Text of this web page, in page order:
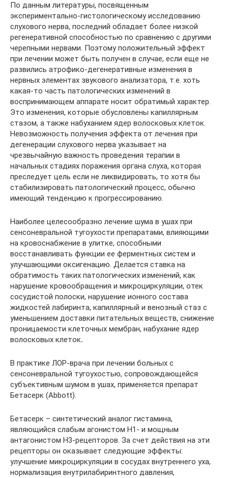
По данным литературы, посвященным
экспериментально-гистологическому исследованию
слухового нерва, последний обладает более низкой
регенеративной способностью по сравнению с другими
черепными нервами. Поэтому положительный эффект
при лечении может быть получен в случае, если еще не
развились атрофико-дегенеративные изменения в
нервных элементах звукового анализатора, т.е. хоть
какая-то часть патологических изменений в
воспринимающем аппарате носит обратимый характер.
Это изменения, которые обусловлены капиллярным
стазом, а также набуханием ядер волосковых клеток.
Невозможность получения эффекта от лечения при
дегенерации слухового нерва указывает на
чрезвычайную важность проведения терапии в
начальных стадиях поражения органа слуха, которая
преследует цель если не ликвидировать, то хотя бы
стабилизировать патологический процесс, обычно
имеющий тенденцию к прогрессированию.
Наиболее целесообразно лечение шума в ушах при
сенсоневральной тугоухости препаратами, влияющими
на кровоснабжение в улитке, способными
восстанавливать функции ее ферментных систем и
улучшающими оксигенацию. Делается ставка на
обратимость таких патологических изменений, как
нарушение кровообращения и микроциркуляции, отек
сосудистой полоски, нарушение ионного состава
жидкостей лабиринта, капиллярный и венозный стаз с
уменьшением доставки питательных веществ, снижение
проницаемости клеточных мембран, набухание ядер
волосковых клеток.
В практике ЛОР-врача при лечении больных с
сенсоневральной тугоухостью, сопровождающейся
субъективным шумом в ушах, применяется препарат
Бетасерк (Abbott).
Бетасерк – синтетический аналог гистамина,
являющийся слабым агонистом Н1- и мощным
антагонистом Н3-рецепторов. За счет действия на эти
рецепторы он оказывает следующие эффекты:
улучшение микроциркуляции в сосудах внутреннего уха,
нормализация внутрилабиринтного давления,